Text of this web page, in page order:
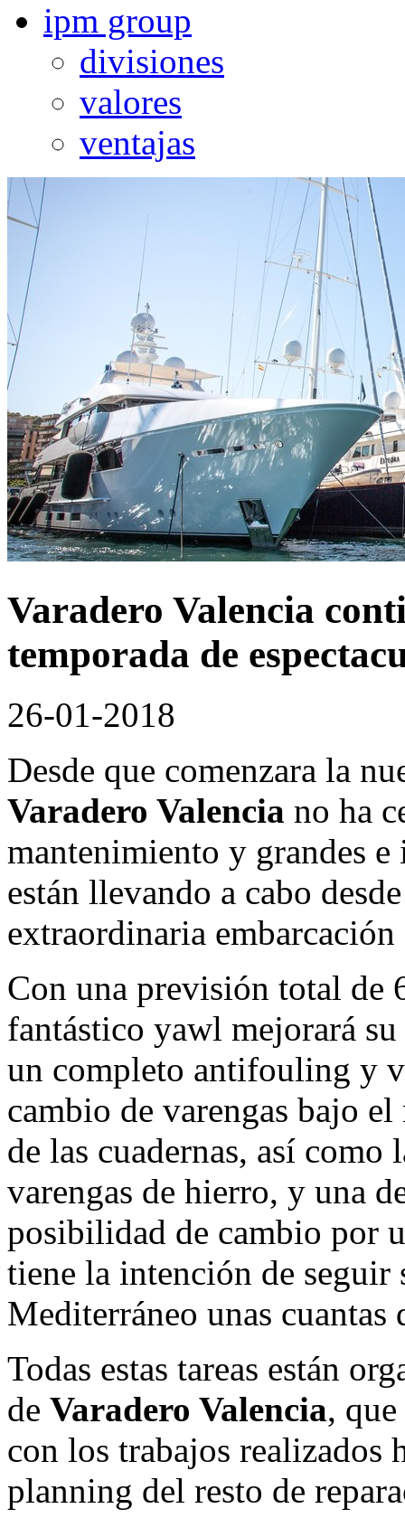
ipm group
divisiones
valores
ventajas
Varadero Valencia
temporada de
26-01-2018
Desde que comenzara la
Varadero Valencia no ha
mantenimiento y grandes
están llevando a cabo
extraordinaria
Con una previsión total de
fantástico yawl mejorará
un completo antifouling y
cambio de varengas bajo
de las cuadernas, así como
varengas de hierro, y una
posibilidad de cambio por
tiene la intención de seguir
Mediterráneo unas cuantas
Todas estas tareas están
de Varadero Valencia,
con los trabajos realizados
planning del resto de